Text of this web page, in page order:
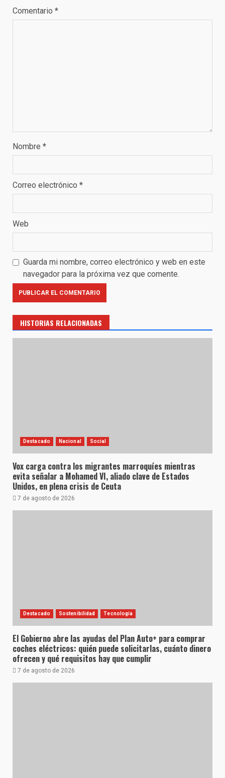
Comentario *
Nombre *
Correo electrónico *
Web
Guarda mi nombre, correo electrónico y web en este
navegador para la próxima vez que comente.
HISTORIAS RELACIONADAS
Destacado Nacional Social
Vox carga contra los migrantes marroquíes mientras
evita señalar a Mohamed VI, aliado clave de Estados
Unidos, en plena crisis de Ceuta
7 de agosto de 2026
Destacado Sostenibilidad Tecnología
El Gobierno abre las ayudas del Plan Auto+ para comprar
coches eléctricos: quién puede solicitarlas, cuánto dinero
ofrecen y qué requisitos hay que cumplir
7 de agosto de 2026